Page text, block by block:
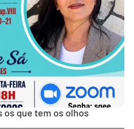
os que tem os olhos